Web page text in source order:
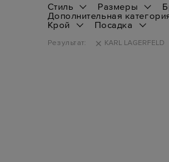
Стиль Размеры
Дополнительная
Крой
Посадка
Результат: KARL LAGERFELD